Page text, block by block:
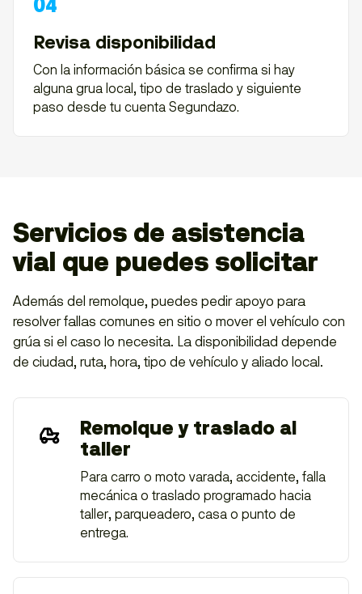
Revisa disponibilidad
Con la información básica se confirma si hay
alguna grua local, tipo de traslado y siguiente
paso desde tu cuenta Segundazo.
Servicios de asistencia
vial que puedes solicitar
Además del remolque, puedes pedir apoyo para
resolver fallas comunes en sitio o mover el vehículo con
grúa si el caso lo necesita. La disponibilidad depende
de ciudad, ruta, hora, tipo de vehículo y aliado local.
Remolque y traslado al
taller
Para carro o moto varada, accidente, falla
mecánica o traslado programado hacia
taller, parqueadero, casa o punto de
entrega.